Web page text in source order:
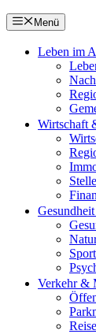
Menü
Leben im
Wirtschaft
Verkehr &